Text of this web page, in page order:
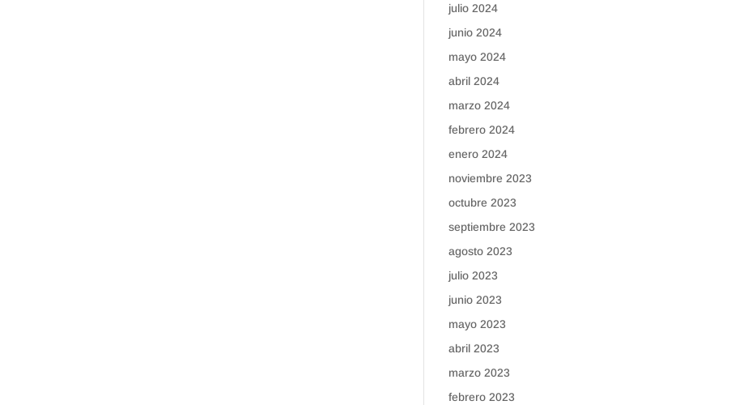
julio 2024
junio 2024
mayo 2024
abril 2024
marzo 2024
febrero 2024
enero 2024
noviembre 2023
octubre 2023
septiembre 2023
agosto 2023
julio 2023
junio 2023
mayo 2023
abril 2023
marzo 2023
febrero 2023